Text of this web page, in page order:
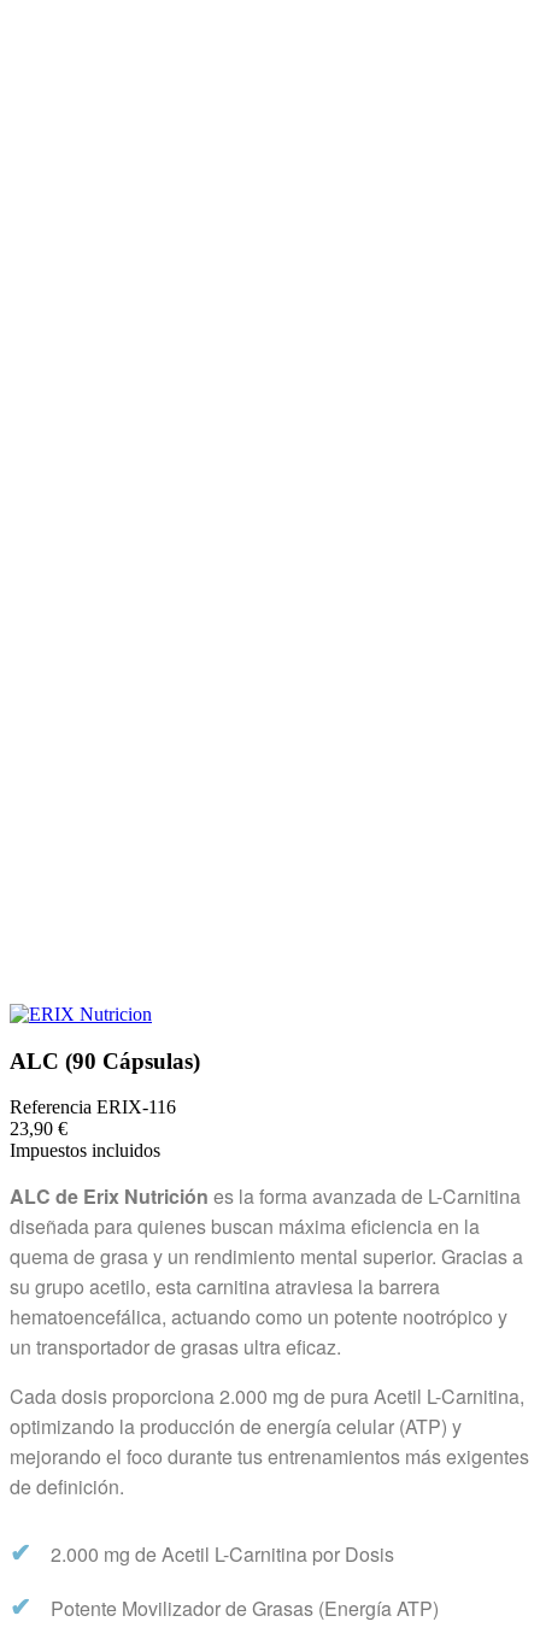
ALC (90 Cápsulas)
Referencia ERIX-116
23,90 €
Impuestos incluidos
ALC de Erix Nutrición es la forma avanzada de L-Carnitina
diseñada para quienes buscan máxima eficiencia en la
quema de grasa y un rendimiento mental superior. Gracias a
su grupo acetilo, esta carnitina atraviesa la barrera
hematoencefálica, actuando como un potente nootrópico y
un transportador de grasas ultra eficaz.
Cada dosis proporciona 2.000 mg de pura Acetil L-Carnitina,
optimizando la producción de energía celular (ATP) y
mejorando el foco durante tus entrenamientos más exigentes
de definición.
✔ 2.000 mg de Acetil L-Carnitina por Dosis
✔ Potente Movilizador de Grasas (Energía ATP)